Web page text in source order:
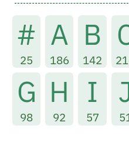
#
25
A
186
B
142
G
98
H
92
I
57